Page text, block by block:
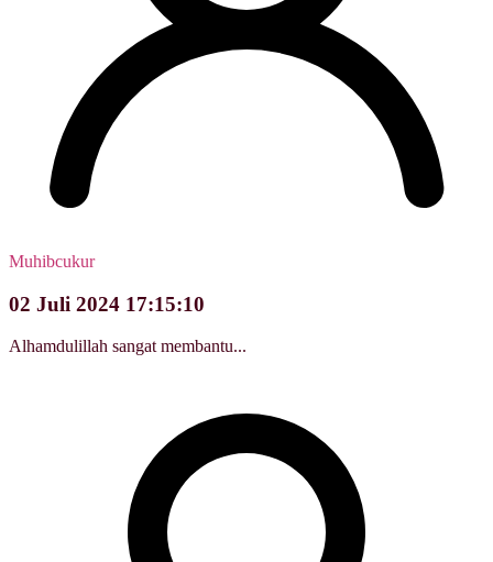
Muhibcukur
02 Juli 2024 17:15:10
Alhamdulillah sangat membantu...